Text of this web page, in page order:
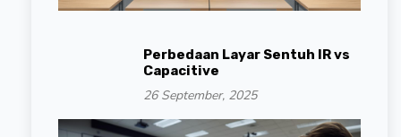
Perbedaan Layar Sentuh IR vs
Capacitive
26 September, 2025